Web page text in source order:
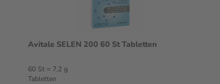
Avitale SELEN 200 60 St Tabletten
60 St = 7,2 g
Tabletten